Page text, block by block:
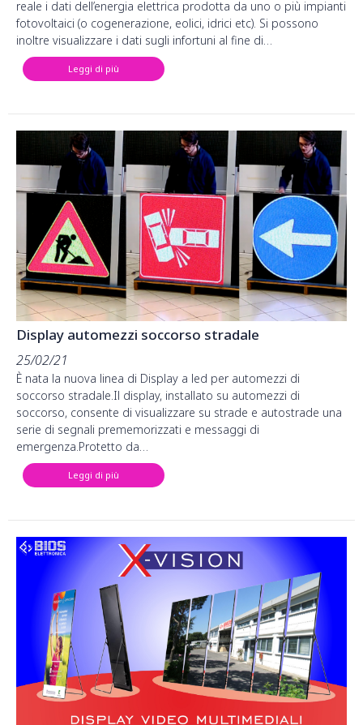
reale i dati dell’energia elettrica prodotta da uno o più impianti
fotovoltaici (o cogenerazione, eolici, idrici etc). Si possono
inoltre visualizzare i dati sugli infortuni al fine di…
Leggi di più
Display automezzi soccorso stradale
25/02/21
È nata la nuova linea di Display a led per automezzi di
soccorso stradale.Il display, installato su automezzi di
soccorso, consente di visualizzare su strade e autostrade una
serie di segnali prememorizzati e messaggi di
emergenza.Protetto da…
Leggi di più